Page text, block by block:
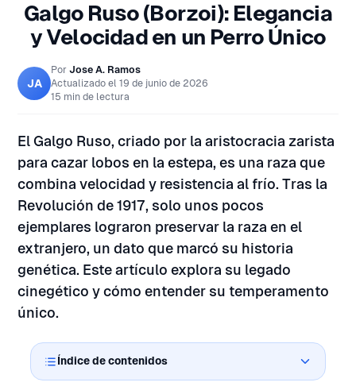
Galgo Ruso (Borzoi): Elegancia
y Velocidad en un Perro Único
JA
Por Jose A. Ramos
Actualizado el 19 de junio de 2026
15 min de lectura
El Galgo Ruso, criado por la aristocracia zarista
para cazar lobos en la estepa, es una raza que
combina velocidad y resistencia al frío. Tras la
Revolución de 1917, solo unos pocos
ejemplares lograron preservar la raza en el
extranjero, un dato que marcó su historia
genética. Este artículo explora su legado
cinegético y cómo entender su temperamento
único.
Índice de contenidos